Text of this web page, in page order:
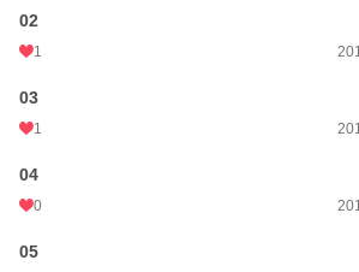
02
1
03
1
04
0
05